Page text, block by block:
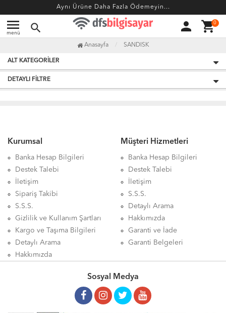
Aynı Ürüne Daha Fazla Ödemeyin...
menu
menü search person shopping_cart0
Anasayfa SANDISK
ALT KATEGORILER
DETAYLI FILTRE
Kurumsal
Banka Hesap Bilgileri
Destek Talebi
İletişim
Sipariş Takibi
S.S.S.
Gizlilik ve Kullanım Şartları
Kargo ve Taşıma Bilgileri
Detaylı Arama
Hakkımızda
Müşteri Hizmetleri
Banka Hesap Bilgileri
Destek Talebi
İletişim
S.S.S.
Detaylı Arama
Hakkımızda
Garanti ve İade
Garanti Belgeleri
Sosyal Medya